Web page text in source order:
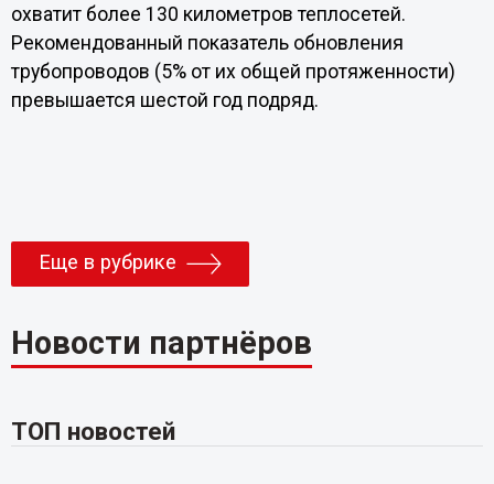
охватит более 130 километров теплосетей.
Рекомендованный показатель обновления
трубопроводов (5% от их общей протяженности)
превышается шестой год подряд.
Еще в рубрике
Новости партнёров
ТОП новостей